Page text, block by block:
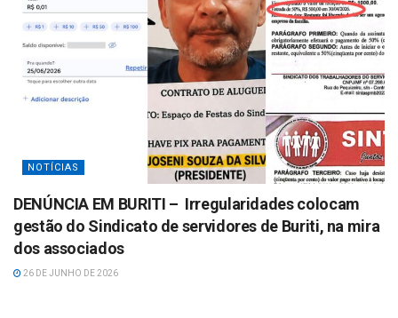
NOTÍCIAS
DENÚNCIA EM BURITI – Irregularidades colocam
gestão do Sindicato de servidores de Buriti, na mira
dos associados
26 DE JUNHO DE 2026